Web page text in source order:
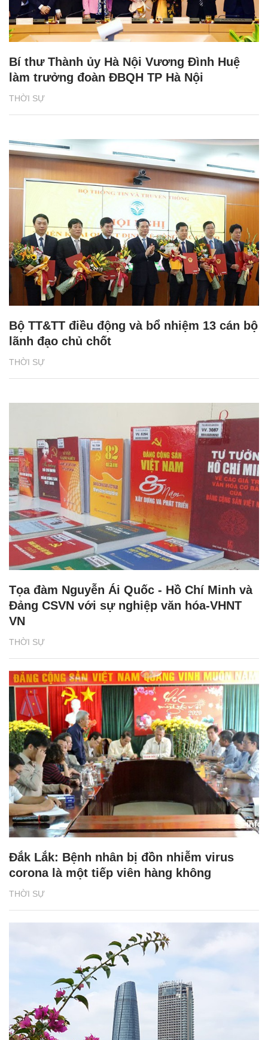
THỜI SỰ
Bí thư Thành ủy Hà Nội Vương Đình Huệ
làm trưởng đoàn ĐBQH TP Hà Nội
THỜI SỰ
Bộ TT&TT điều động và bổ nhiệm 13 cán bộ
lãnh đạo chủ chốt
THỜI SỰ
Tọa đàm Nguyễn Ái Quốc - Hồ Chí Minh và
Đảng CSVN với sự nghiệp văn hóa-VHNT
VN
THỜI SỰ
Đắk Lắk: Bệnh nhân bị đồn nhiễm virus
corona là một tiếp viên hàng không